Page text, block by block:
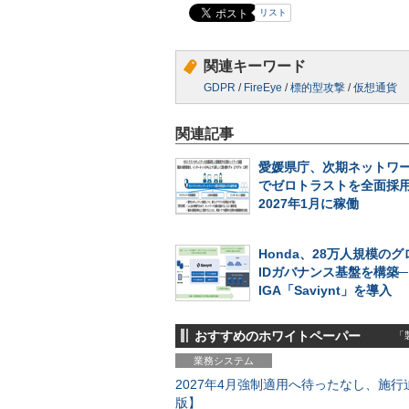
リスト
関連キーワード
GDPR / FireEye /標的型攻撃 /仮想通貨
関連記事
愛媛県庁、次期ネットワ
でゼロトラストを全面採
2027年1月に稼働
Honda、28万人規模のグ
IDガバナンス基盤を構築
IGA「Saviynt」を導入
おすすめのホワイトペーパー
業務システム
2027年4月強制適用へ待ったなし、施
版】